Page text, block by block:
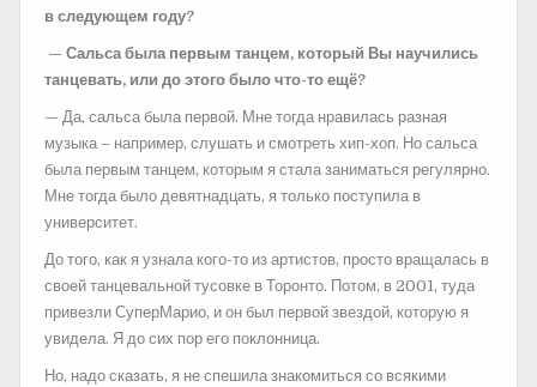
в следующем году?
— Сальса была первым танцем, который Вы научились
танцевать, или до этого было что-то ещё?
— Да, сальса была первой. Мне тогда нравилась разная
музыка – например, слушать и смотреть хип-хоп. Но сальса
была первым танцем, которым я стала заниматься регулярно.
Мне тогда было девятнадцать, я только поступила в
университет.
До того, как я узнала кого-то из артистов, просто вращалась в
своей танцевальной тусовке в Торонто. Потом, в 2001, туда
привезли СуперМарио, и он был первой звездой, которую я
увидела. Я до сих пор его поклонница.
Но, надо сказать, я не спешила знакомиться со всякими